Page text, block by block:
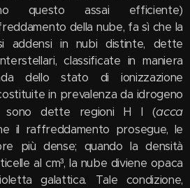
questo assai efficiente)
della nube, fa sì che la
addensi in nubi distinte, dette
classificate in maniera
dello stato di ionizzazione
in prevalenza da idrogeno
sono dette regioni H I (acca
il raffreddamento prosegue, le
più dense; quando la densità
al cm³, la nube diviene opaca
galattica. Tale condizione,